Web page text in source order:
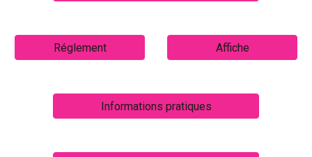
Réglement Affiche
Informations pratiques